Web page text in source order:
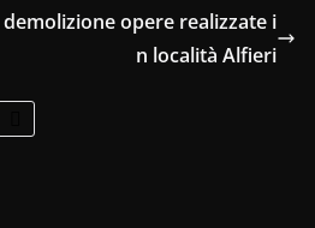
opere realizzate i
n località Alfieri